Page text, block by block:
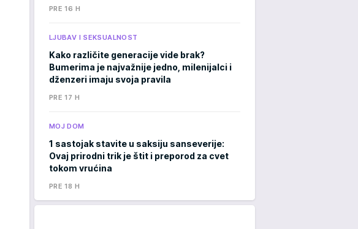
PRE 16 H
LJUBAV I SEKSUALNOST
Kako različite generacije vide brak?
Bumerima je najvažnije jedno, milenijalci i
dženzeri imaju svoja pravila
PRE 17 H
MOJ DOM
1 sastojak stavite u saksiju sanseverije:
Ovaj prirodni trik je štit i preporod za cvet
tokom vrućina
PRE 18 H